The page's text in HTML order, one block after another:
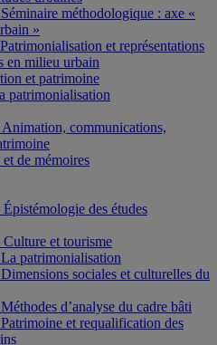
méthodologique : axe «
»
et représentations
en milieu urbain
et patrimoine
patrimonialisation
communications,
de mémoires
des études
et tourisme
patrimonialisation
sociales et culturelles du
d’analyse du cadre bâti
et requalification des